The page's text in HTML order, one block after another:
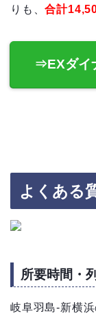
りも、合計
⇒EXダイ
よくある
所要時間・
岐阜羽島-新横